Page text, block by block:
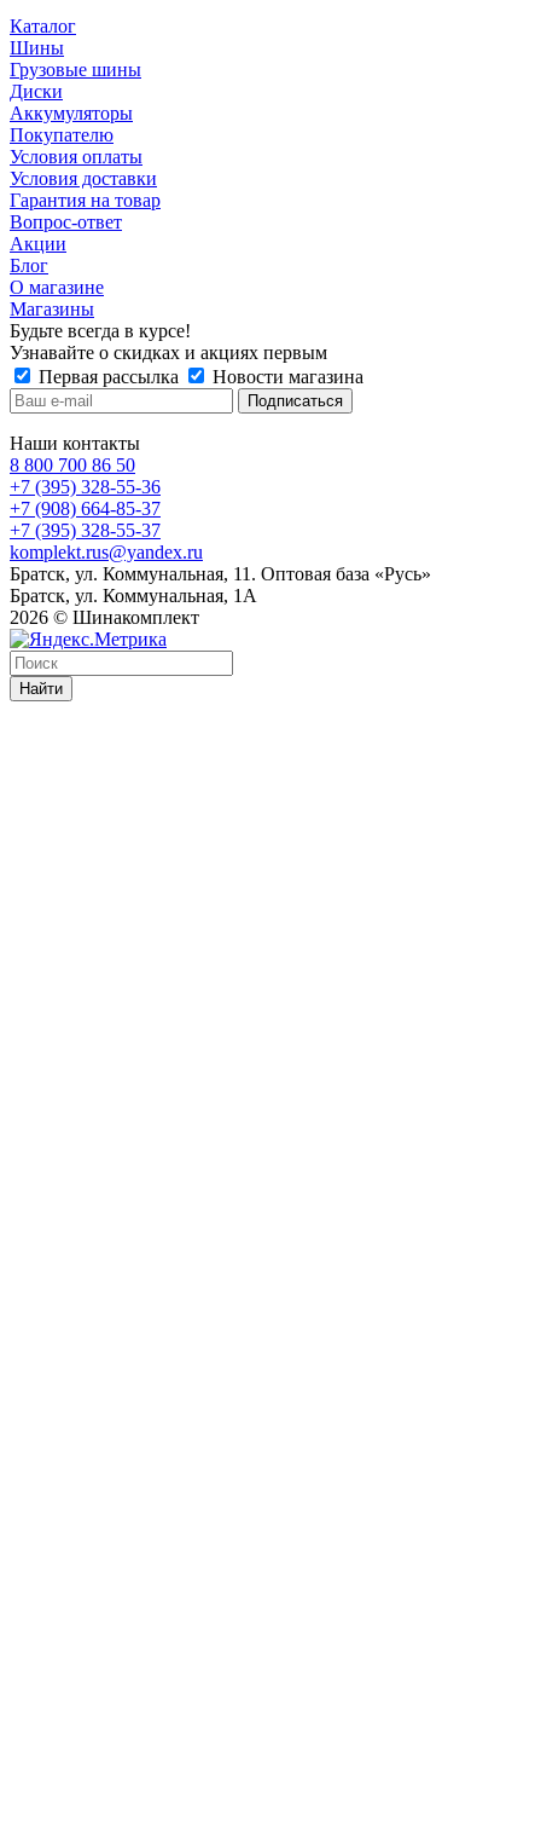
Каталог
Шины
Грузовые шины
Диски
Аккумуляторы
Покупателю
Условия оплаты
Условия доставки
Гарантия на товар
Вопрос-ответ
Акции
Блог
О магазине
Магазины
Будьте всегда в курсе!
Узнавайте о скидках и акциях первым
Первая рассылка
Новости магазина
Наши контакты
8 800 700 86 50
+7 (395) 328-55-36
+7 (908) 664-85-37
+7 (395) 328-55-37
komplekt.rus@yandex.ru
Братск, ул. Коммунальная, 11. Оптовая база «Русь»
Братск, ул. Коммунальная, 1А
2026 © Шинакомплект
Найти